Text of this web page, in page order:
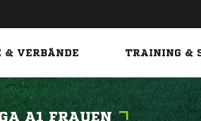
& VERBÄNDE TRAINING &
A1 FRAUEN